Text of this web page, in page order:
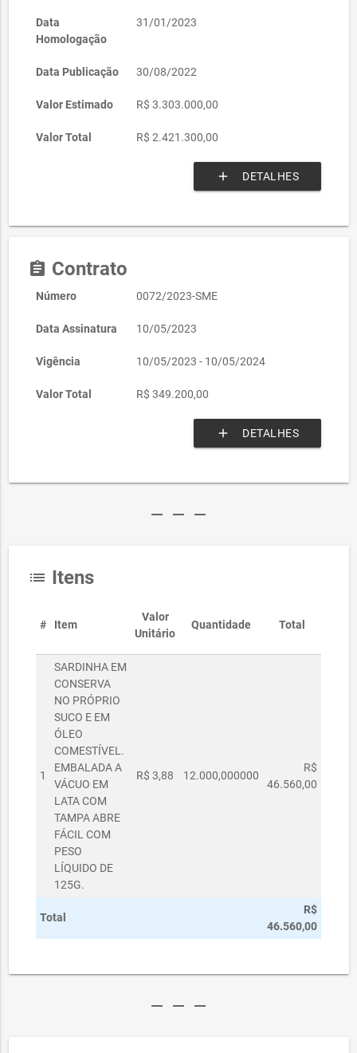
Data
Homologação
31/01/2023
Data Publicação 30/08/2022
Valor Estimado R$ 3.303.000,00
Valor Total R$ 2.421.300,00
add DETALHES
assignment Contrato
Número 0072/2023-SME
Data Assinatura 10/05/2023
Vigência 10/05/2023 - 10/05/2024
Valor Total R$ 349.200,00
add DETALHES
remove remove remove
list Itens
# Item
Valor
Unitário
Quantidade Total
1
SARDINHA EM
CONSERVA
NO PRÓPRIO
SUCO E EM
ÓLEO
COMESTÍVEL.
EMBALADA A
VÁCUO EM
LATA COM
TAMPA ABRE
FÁCIL COM
PESO
LÍQUIDO DE
125G.
R$ 3,88 12.000,000000
R$
46.560,00
Total
R$
46.560,00
remove remove remove